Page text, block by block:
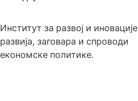
Институт за развој и иновације
развија, заговара и спроводи
економске политике.